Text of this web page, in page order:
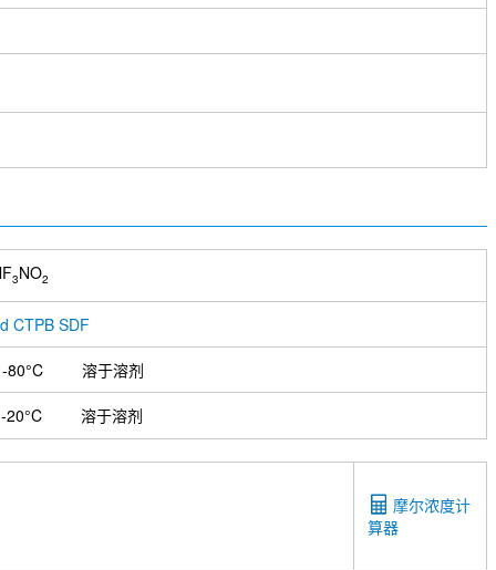
3NO2
CTPB SDF
-80°C 溶于溶剂
-20°C 溶于溶剂
摩尔浓度计
算器